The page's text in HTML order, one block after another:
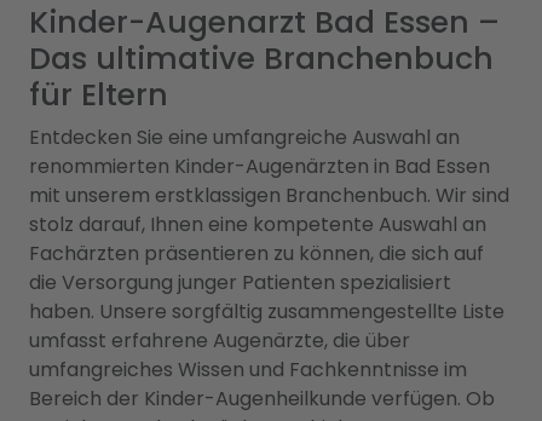
Kinder-Augenarzt Bad Essen –
Das ultimative Branchenbuch
für Eltern
Entdecken Sie eine umfangreiche Auswahl an
renommierten Kinder-Augenärzten in Bad Essen
mit unserem erstklassigen Branchenbuch. Wir sind
stolz darauf, Ihnen eine kompetente Auswahl an
Fachärzten präsentieren zu können, die sich auf
die Versorgung junger Patienten spezialisiert
haben. Unsere sorgfältig zusammengestellte Liste
umfasst erfahrene Augenärzte, die über
umfangreiches Wissen und Fachkenntnisse im
Bereich der Kinder-Augenheilkunde verfügen. Ob